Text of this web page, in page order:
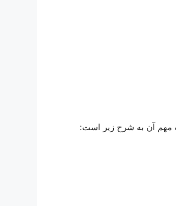
مهم آن به شرح زیر است: